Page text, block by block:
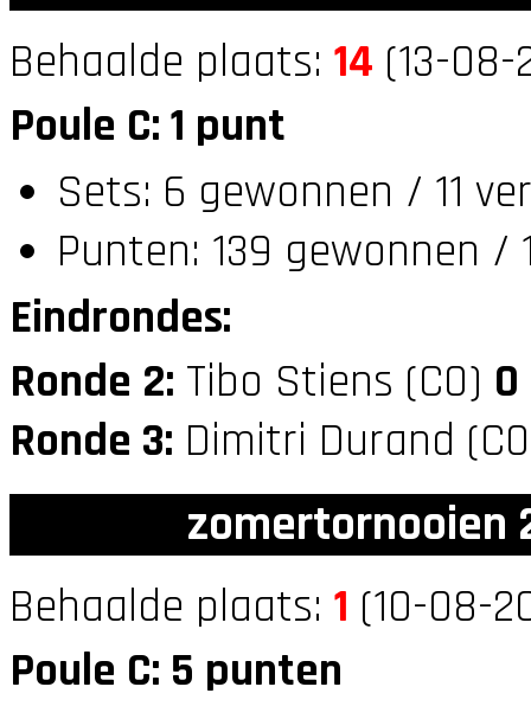
Behaalde plaats: 14 (13-
Poule C: 1 punt
Sets: 6 gewonnen / 11
Punten: 139 gewonnen /
Eindrondes:
Ronde 2: Tibo Stiens (C0) 0
Ronde 3: Dimitri Durand
zomertornooien
Behaalde plaats: 1 (10-08-
Poule C: 5 punten